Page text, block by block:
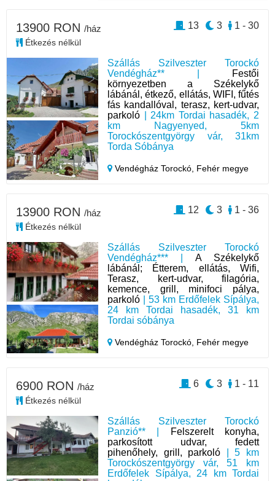
Szállás Szilveszter Torockó
Vendégház** |
Festői
környezetben a Székelykő
lábánál, étkező, ellátás, WIFI, fűtés
fás kandallóval, terasz, kert-udvar,
parkoló | 24km Tordai hasadék, 2
km Nagyenyed, 5km
Torockószentgyörgy vár, 31km
Torda Sóbánya
Vendégház Torockó, Fehér megye
13900 RON /ház
Étkezés nélkül
1 - 30
3
13
Szállás Szilveszter Torockó
Vendégház*** | A Székelykő
lábánál; Étterem, ellátás, Wifi,
Terasz, kert-udvar, filagória,
kemence, grill, minifoci pálya,
parkoló | 53 km Erdőfelek Sípálya,
24 km Tordai hasadék, 31 km
Tordai sóbánya
Vendégház Torockó, Fehér megye
13900 RON /ház
Étkezés nélkül
1 - 36
3
12
Szállás Szilveszter Torockó
Panzió** |
Felszerelt konyha,
parkosított udvar, fedett
pihenőhely, grill, parkoló | 5 km
Torockószentgyörgy vár, 51 km
Erdőfelek Sípálya, 24 km Tordai
6900 RON /ház
Étkezés nélkül
1 - 11
3
6